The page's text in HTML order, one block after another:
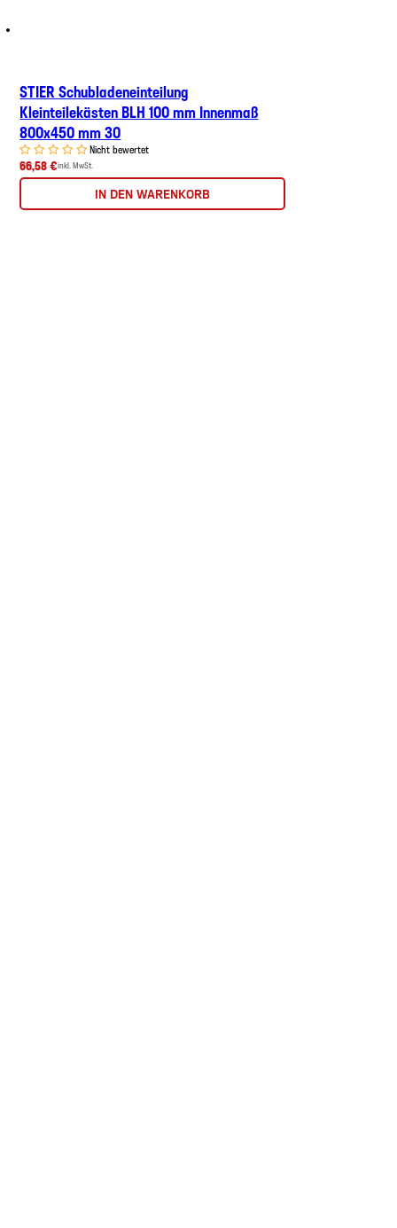
STIER Schubladeneinteilung
Kleinteilekästen BLH 100 mm Innenmaß
800x450 mm 30
Nicht bewertet
66,58 €inkl. MwSt.
IN DEN WARENKORB